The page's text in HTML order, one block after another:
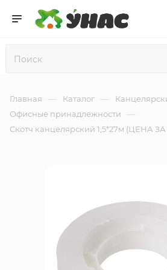
Главная — Каталог —
Офисные принадлежности —
Скотч канцелярский 1,5*27м (ЦЕНА ЗА